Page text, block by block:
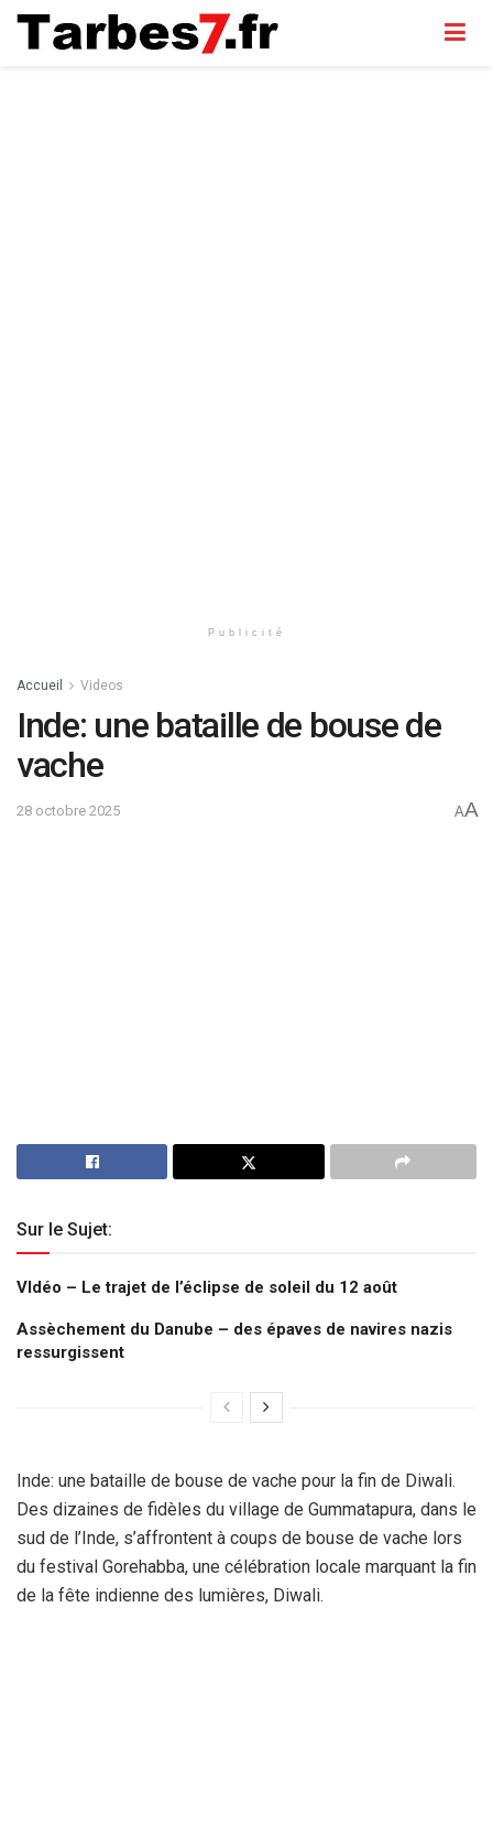
Publicité
Accueil Videos
Inde: une bataille de bouse de
vache
28 octobre 2025 AA
Sur le Sujet:
VIdéo – Le trajet de l’éclipse de soleil du 12 août
Assèchement du Danube – des épaves de navires nazis
ressurgissent
Inde: une bataille de bouse de vache pour la fin de Diwali.
Des dizaines de fidèles du village de Gummatapura, dans le
sud de l’Inde, s’affrontent à coups de bouse de vache lors
du festival Gorehabba, une célébration locale marquant la fin
de la fête indienne des lumières, Diwali.